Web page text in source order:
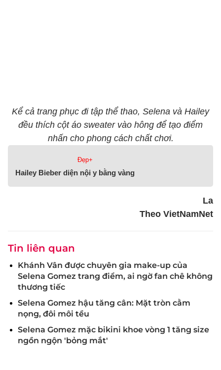
Kể cả trang phục đi tập thể thao, Selena và Hailey
đều thích cột áo sweater vào hông để tạo điểm
nhấn cho phong cách chất chơi.
Đẹp+
Hailey Bieber diện nội y bằng vàng
La
Theo VietNamNet
Tin liên quan
Khánh Vân được chuyên gia make-up của
Selena Gomez trang điểm, ai ngờ fan chê không
thương tiếc
Selena Gomez hậu tăng cân: Mặt tròn cằm
nọng, đôi môi tều
Selena Gomez mặc bikini khoe vòng 1 tăng size
ngồn ngộn 'bỏng mắt'